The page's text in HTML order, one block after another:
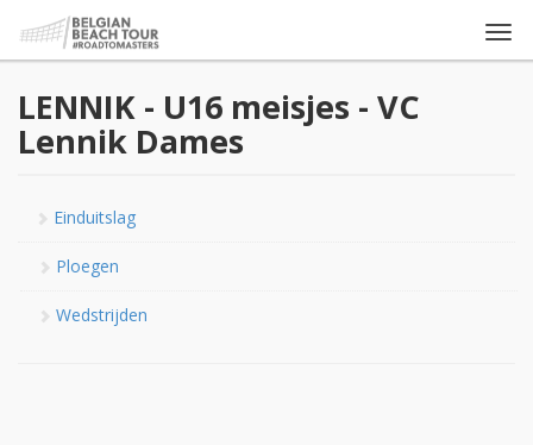
LENNIK - U16 meisjes - VC
Lennik Dames
Einduitslag
Ploegen
Wedstrijden